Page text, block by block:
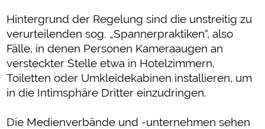
Hintergrund der Regelung sind die unstreitig zu
verurteilenden sog. „Spannerpraktiken“, also
Fälle, in denen Personen Kameraaugen an
versteckter Stelle etwa in Hotelzimmern,
Toiletten oder Umkleidekabinen installieren, um
in die Intimsphäre Dritter einzudringen.
Die Medienverbände und -unternehmen sehen